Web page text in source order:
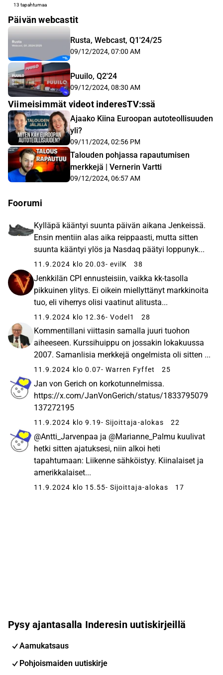
13 tapahtumaa
Päivän webcastit
Rusta, Webcast, Q1'24/25
09/12/2024, 07:00 AM
Puuilo, Q2'24
09/12/2024, 08:30 AM
Viimeisimmät videot inderesTV:ssä
Ajaako Kiina Euroopan autoteollisuuden
yli?
09/11/2024, 02:56 PM
Talouden pohjassa rapautumisen
merkkejä | Vernerin Vartti
09/12/2024, 06:57 AM
Foorumi
Kylläpä kääntyi suunta päivän aikana Jenkeissä.
Ensin mentiin alas aika reippaasti, mutta sitten
suunta kääntyi ylös ja Nasdaq päätyi loppunyk...
11.9.2024 klo 20.03- evilK 38
Jenkkilän CPI ennusteisiin, vaikka kk-tasolla
pikkuinen ylitys. Ei oikein miellyttänyt markkinoita
tuo, eli viherrys olisi vaatinut alitusta...
11.9.2024 klo 12.36- Vodel1 28
Kommentillani viittasin samalla juuri tuohon
aiheeseen. Kurssihuippu on jossakin lokakuussa
2007. Samanlisia merkkejä ongelmista oli sitten ...
11.9.2024 klo 0.07- Warren Fyffet 25
Jan von Gerich on korkotunnelmissa.
https://x.com/JanVonGerich/status/1833795079
137272195
11.9.2024 klo 9.19- Sijoittaja-alokas 22
@Antti_Jarvenpaa ja @Marianne_Palmu kuulivat
hetki sitten ajatuksesi, niin alkoi heti
tapahtumaan: Liikenne sähköistyy. Kiinalaiset ja
amerikkalaiset...
11.9.2024 klo 15.55- Sijoittaja-alokas 17
Pysy ajantasalla Inderesin uutiskirjeillä
Aamukatsaus
Pohjoismaiden uutiskirje